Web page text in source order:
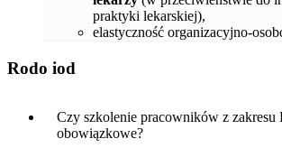
praktyki lekarskiej),
elastyczność organizacyjno-
Rodo iod
Czy szkolenie pracowników z zakresu
obowiązkowe?